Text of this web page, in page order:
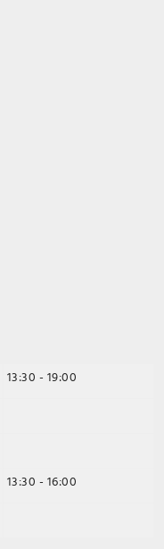
13:30 - 19:00
13:30 - 16:00